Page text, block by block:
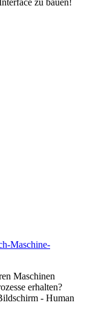
zu bauen!
Maschine-
Maschinen
erhalten?
- Human